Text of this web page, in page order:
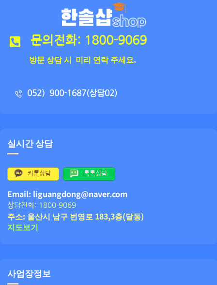
문의전화: 1800-9069
방문 상담 시 미리 연락 주세요.
052）900-1687(상담02)
실시간 상담
카톡상담 톡톡상담
Email: liguangdong@naver.com
상담전화: 1800-9069
주소: 울산시 남구 번영로 183,3층(달동)
지도보기
사업장정보